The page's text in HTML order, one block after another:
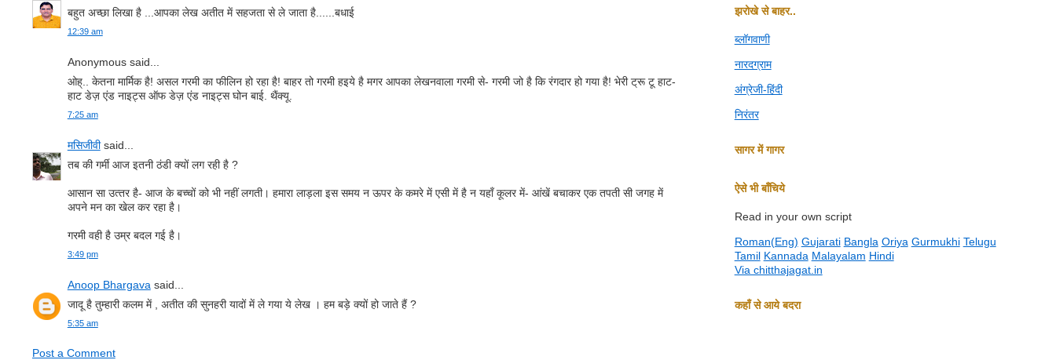
बहुत अच्छा लिखा है ...आपका लेख अतीत में सहजता से ले जाता है......बधाई
12:39 am
Anonymous said...
ओह्.. केतना मार्मिक है! असल गरमी का फीलिन हो रहा है! बाहर तो गरमी हइये है मगर आपका लेखनवाला गरमी से- गरमी जो है कि रंगदार हो गया है! भेरी ट्रू टू हाट-
हाट डेज़ एंड नाइट्स ऑफ डेज़ एंड नाइट्स घोन बाई. थैंक्‍यू.
7:25 am
मसिजीवीsaid...
तब की गर्मी आज इतनी ठंडी क्यों लग रही है ?
आसान सा उत्‍तर है- आज के बच्‍चों को भी नहीं लगती। हमारा लाड़ला इस समय न ऊपर के कमरे में एसी में है न यहॉं कूलर में- आंखें बचाकर एक तपती सी जगह में
अपने मन का खेल कर रहा है।
गरमी वही है उम्र बदल गई है।
3:49 pm
Anoop Bhargava said...
जादू है तुम्हारी कलम में , अतीत की सुनहरी यादों में ले गया ये लेख । हम बड़े क्यों हो जाते हैं ?
5:35 am
Post a Comment
झरोखे से बाहर..
ब्‍लॉगवाणी
नारदग्राम
अंग्रेजी-हिंदी
निरंतर
सागर में गागर
ऐसे भी बाँचिये
Read in your own script
Roman(Eng) Gujarati Bangla Oriya Gurmukhi Telugu
Tamil Kannada Malayalam Hindi
Via chitthajagat.in
कहाँ से आये बदरा